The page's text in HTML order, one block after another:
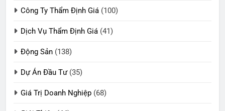
Công Ty Thẩm Định Giá (100)
Dịch Vụ Thẩm Định Giá (41)
Động Sản (138)
Dự Án Đầu Tư(35)
Giá Trị Doanh Nghiệp (68)